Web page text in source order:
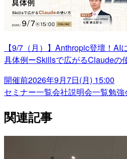
【9/7（月）】Anthropic登壇！
具体例ーSkillsで広がるClaudeの
開催前2026年9月7日(月) 15:00
セミナー一覧会社説明会一覧勉強
関連記事